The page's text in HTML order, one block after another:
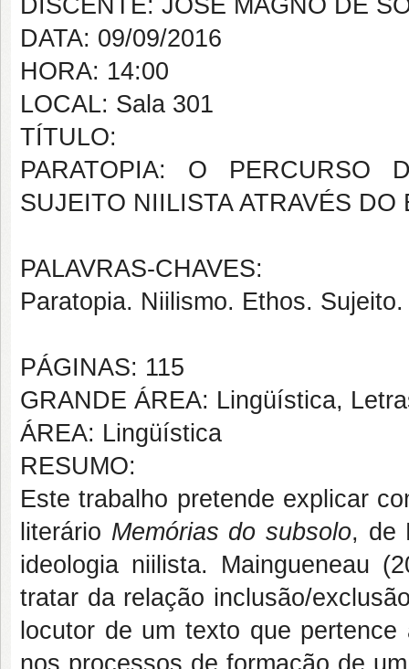
DISCENTE: JOSÉ MÁGNO DE
DATA: 09/09/2016
HORA: 14:00
LOCAL: Sala 301
TÍTULO:
PARATOPIA: O PERCURSO
SUJEITO NIILISTA ATRAVÉS
PALAVRAS-CHAVES:
Paratopia. Niilismo. Ethos.
PÁGINAS: 115
GRANDE ÁREA: Lingüística,
ÁREA: Lingüística
RESUMO:
Este trabalho pretende explicar
literário Memórias do subsolo, de
ideologia niilista. Maingueneau
tratar da relação inclusão/
locutor de um texto que
nos processos de formação de